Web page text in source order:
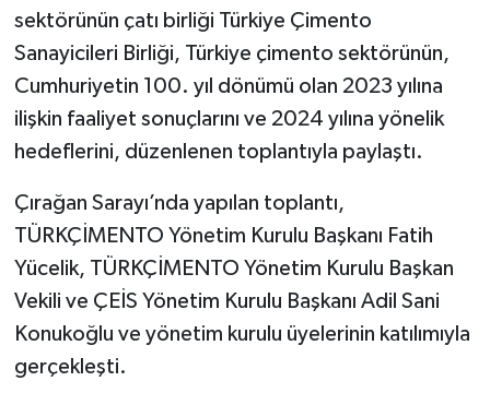
sektörünün çatı birliği Türkiye Çimento
Sanayicileri Birliği, Türkiye çimento sektörünün,
Cumhuriyetin 100. yıl dönümü olan 2023 yılına
ilişkin faaliyet sonuçlarını ve 2024 yılına yönelik
hedeflerini, düzenlenen toplantıyla paylaştı.
Çırağan Sarayı’nda yapılan toplantı,
TÜRKÇİMENTO Yönetim Kurulu Başkanı Fatih
Yücelik, TÜRKÇİMENTO Yönetim Kurulu Başkan
Vekili ve ÇEİS Yönetim Kurulu Başkanı Adil Sani
Konukoğlu ve yönetim kurulu üyelerinin katılımıyla
gerçekleşti.